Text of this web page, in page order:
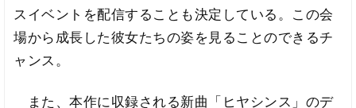
スイベントを配信することも決定している。この会
場から成長した彼女たちの姿を見ることのできるチ
ャンス。
また、本作に収録される新曲「ヒヤシンス」のデ